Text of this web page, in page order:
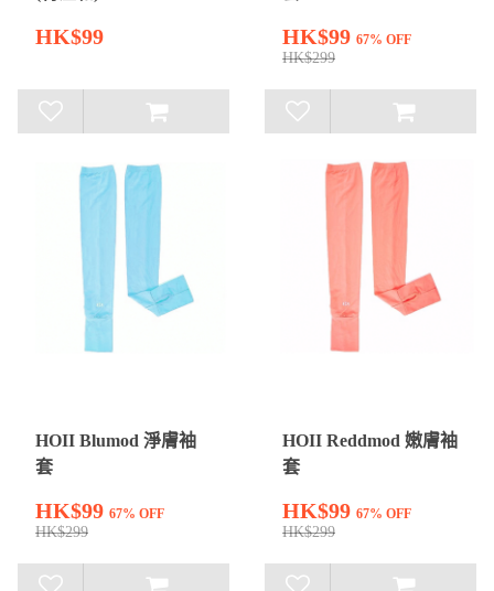
HK$99 HK$99 67% OFF
HK$299
HOII Blumod 淨膚袖
套
HK$99 67% OFF
HK$299
HOII Reddmod 嫩膚袖
套
HK$99 67% OFF
HK$299